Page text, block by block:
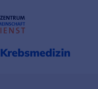
Krebsmedizin